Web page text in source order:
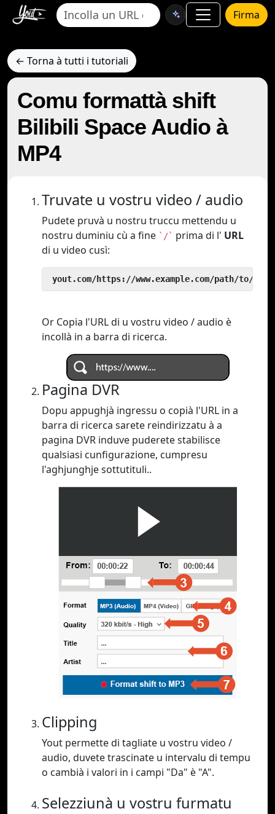
Firma
← Torna à tutti i tutoriali
Comu formattà shift
Bilibili Space Audio à
MP4
Truvate u vostru video / audio
Pudete pruvà u nostru truccu mettendu u
nostru duminiu cù a fine `/` prima di l' URL
di u video cusì:
yout.com/https://www.example.com/path/to/
Or Copia l'URL di u vostru video / audio è
incollà in a barra di ricerca.
Pagina DVR
Dopu appughjà ingressu o copià l'URL in a
barra di ricerca sarete reindirizzatu à a
pagina DVR induve puderete stabilisce
qualsiasi cunfigurazione, cumpresu
l'aghjunghje sottutituli..
Clipping
Yout permette di tagliate u vostru video /
audio, duvete trascinate u intervalu di tempu
o cambià i valori in i campi "Da" è "A".
Selezziunà u vostru furmatu